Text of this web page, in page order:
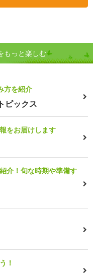
もっと楽しむ
方を紹介
ピックス
をお届けします
介！旬な時期や準備す
！